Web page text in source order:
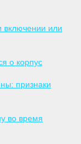
включении или
о корпус
признаки
во время